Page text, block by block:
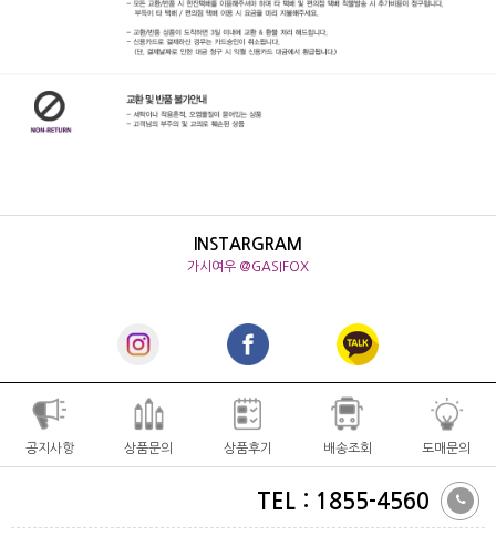
INSTARGRAM
가시여우 @GASIFOX
공지사항 상품문의 상품후기 배송조회 도매문의
TEL : 1855-4560